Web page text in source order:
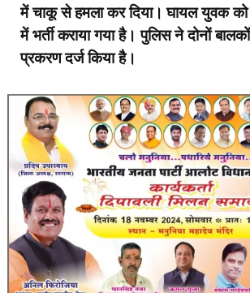
में चाकू से हमला कर दिया। घायल युवक
में भर्ती कराया गया है। पुलिस ने दोनों
प्रकरण दर्ज किया है।